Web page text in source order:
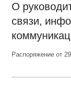
О
связи,
Распоряжение от